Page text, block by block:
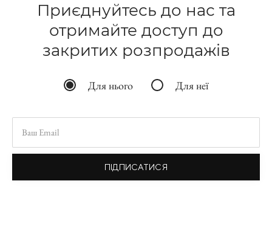
Приєднуйтесь до нас та
отримайте доступ до
закритих розпродажів
Для нього Для неї
ПІДПИСАТИСЯ